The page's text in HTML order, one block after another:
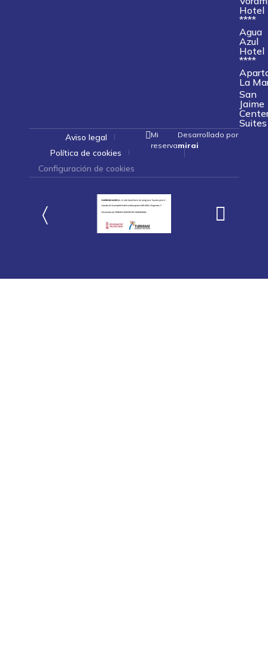
Hotel
****
Agua
Azul
Hotel
****
La
San
Jaime
Suites
Aviso legal
Política de cookies
Configuración de cookies
Mi
reserva
Desarrollado por
mirai